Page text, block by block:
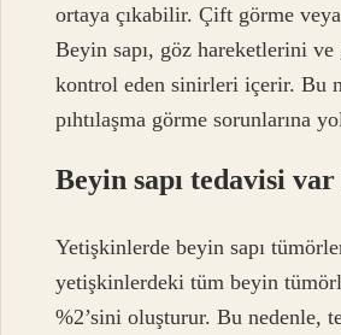
ortaya çıkabilir. Çift görme
Beyin sapı, göz hareketlerini
kontrol eden sinirleri içerir. Bu
pıhtılaşma görme sorunlarına
Beyin sapı tedavisi var
Yetişkinlerde beyin sapı
yetişkinlerdeki tüm beyin
%2’sini oluşturur. Bu nedenle,